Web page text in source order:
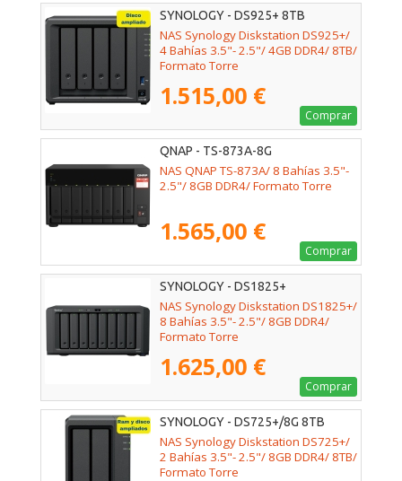
SYNOLOGY - DS925+ 8TB
NAS Synology Diskstation DS925+/
4 Bahías 3.5"- 2.5"/ 4GB DDR4/ 8TB/
Formato Torre
1.515,00 €
Comprar
QNAP - TS-873A-8G
NAS QNAP TS-873A/ 8 Bahías 3.5"-
2.5"/ 8GB DDR4/ Formato Torre
1.565,00 €
Comprar
SYNOLOGY - DS1825+
NAS Synology Diskstation DS1825+/
8 Bahías 3.5"- 2.5"/ 8GB DDR4/
Formato Torre
1.625,00 €
Comprar
SYNOLOGY - DS725+/8G 8TB
NAS Synology Diskstation DS725+/
2 Bahías 3.5"- 2.5"/ 8GB DDR4/ 8TB/
Formato Torre